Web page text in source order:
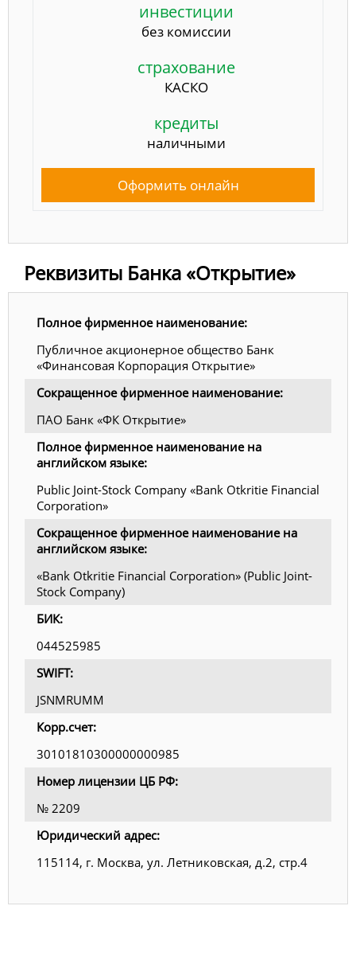
инвестиции
без комиссии
страхование
КАСКО
кредиты
наличными
Оформить онлайн
Реквизиты Банка «Открытие»
Полное фирменное наименование:
Публичное акционерное общество Банк
«Финансовая Корпорация Открытие»
Сокращенное фирменное наименование:
ПАО Банк «ФК Открытие»
Полное фирменное наименование на
английском языке:
Public Joint-Stock Company «Bank Otkritie Financial
Corporation»
Сокращенное фирменное наименование на
английском языке:
«Bank Otkritie Financial Corporation» (Public Joint-
Stock Company)
БИК:
044525985
SWIFT:
JSNMRUMM
Корр.счет:
30101810300000000985
Номер лицензии ЦБ РФ:
№ 2209
Юридический адрес:
115114, г. Москва, ул. Летниковская, д.2, стр.4